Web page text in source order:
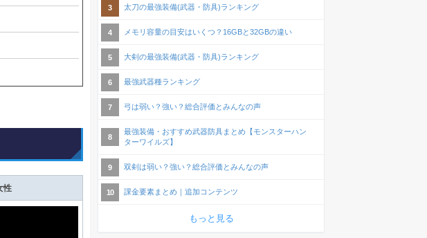
性
太刀の最強装備(武器・防具)ランキング
メモリ容量の目安はいくつ？16GBと32GBの違い
大剣の最強装備(武器・防具)ランキング
最強武器種ランキング
弓は弱い？強い？総合評価とみんなの声
最強装備・おすすめ武器防具まとめ【モンスターハン
ターワイルズ】
双剣は弱い？強い？総合評価とみんなの声
課金要素まとめ｜追加コンテンツ
もっと見る